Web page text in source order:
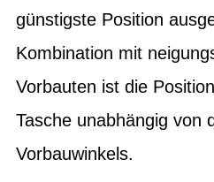
günstigste Position
Kombination mit
Vorbauten ist die
Tasche unabhängig von
Vorbauwinkels.